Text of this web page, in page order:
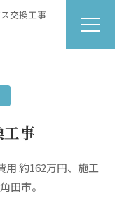
交換工事
事
用 約162万円、施工
田市。